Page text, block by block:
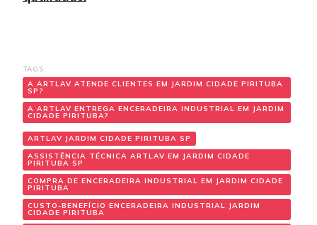
TAGS:
A ARTLAV ATENDE CLIENTES EM JARDIM CIDADE PIRITUBA
SP?
A ARTLAV ENTREGA ENCERADEIRA INDUSTRIAL EM JARDIM
CIDADE PIRITUBA?
ARTLAV JARDIM CIDADE PIRITUBA SP
ASSISTÊNCIA TÉCNICA ARTLAV EM JARDIM CIDADE
PIRITUBA SP
COMPRA DE ENCERADEIRA INDUSTRIAL EM JARDIM CIDADE
PIRITUBA
CUSTO-BENEFÍCIO ENCERADEIRA INDUSTRIAL JARDIM
CIDADE PIRITUBA